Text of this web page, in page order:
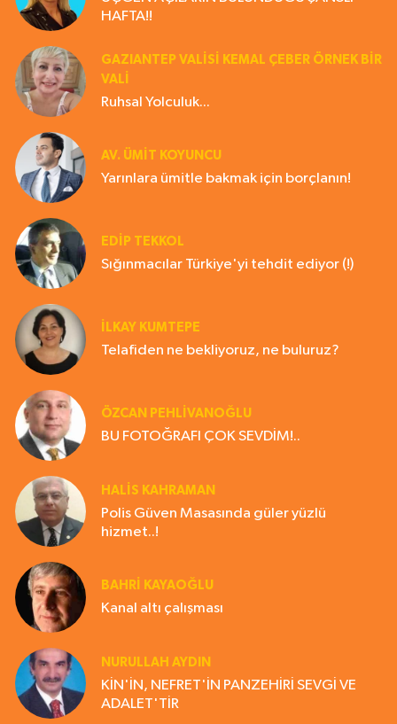
HAFTA!!
GAZIANTEP VALISI KEMAL ÇEBER ÖRNEK BİR
VALİ
Ruhsal Yolculuk...
AV. ÜMIT KOYUNCU
Yarınlara ümitle bakmak için borçlanın!
EDIP TEKKOL
Sığınmacılar Türkiye'yi tehdit ediyor (!)
İLKAY KUMTEPE
Telafiden ne bekliyoruz, ne buluruz?
ÖZCAN PEHLİVANOĞLU
BU FOTOĞRAFI ÇOK SEVDİM!..
HALIS KAHRAMAN
Polis Güven Masasında güler yüzlü
hizmet..!
BAHRI KAYAOĞLU
Kanal altı çalışması
NURULLAH AYDIN
KİN'İN, NEFRET'İN PANZEHİRİ SEVGİ VE
ADALET'TİR